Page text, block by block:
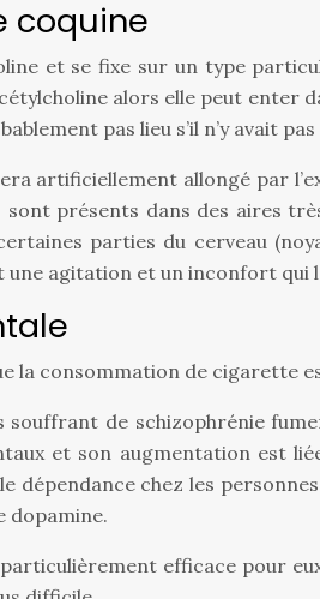
coquine
et se fixe sur un type
alors elle peut
pas lieu s’il n’y avait
artificiellement allongé par
présents dans des aires
parties du cerveau
agitation et un inconfort qui
la consommation de cigarette
souffrant de schizophrénie
et son augmentation est
dépendance chez les
dopamine.
efficace pour